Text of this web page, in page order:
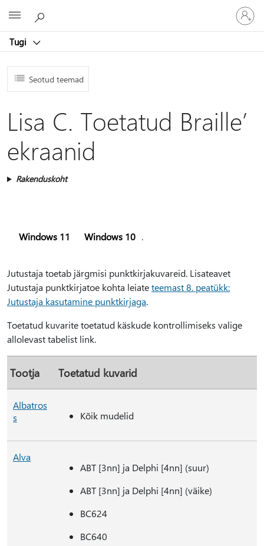
Tugi
Logige
sisse
oma
Seotud teemad
Lisa C. Toetatud Braille’
ekraanid
Rakenduskoht
Windows 11 Windows 10 .
Jutustaja toetab järgmisi punktkirjakuvareid. Lisateavet
Jutustaja punktkirjatoe kohta leiateteemast 8. peatükk:
Jutustaja kasutamine punktkirjaga.
Toetatud kuvarite toetatud käskude kontrollimiseks valige
allolevast tabelist link.
Tootja Toetatud kuvarid
Albatros
s
Kõik mudelid
Alva
ABT [3nn] ja Delphi [4nn] (suur)
ABT [3nn] ja Delphi [4nn] (väike)
BC624
BC640